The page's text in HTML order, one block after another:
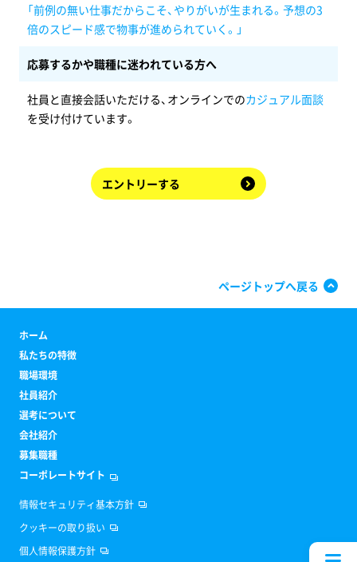
「前例の無い仕事だからこそ、やりがいが生まれる。予想の3
倍のスピード感で物事が進められていく。」
応募するかや職種に迷われている方へ
社員と直接会話いただける、オンラインでのカジュアル面談
を受け付けています。
エントリーする
ページトップへ戻る
ホーム
私たちの特徴
職場環境
社員紹介
選考について
会社紹介
募集職種
コーポレートサイト
情報セキュリティ基本方針
クッキーの取り扱い
個人情報保護方針